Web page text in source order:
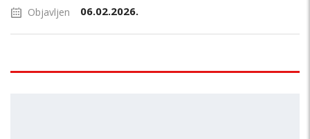
Objavljen 06.02.2026.